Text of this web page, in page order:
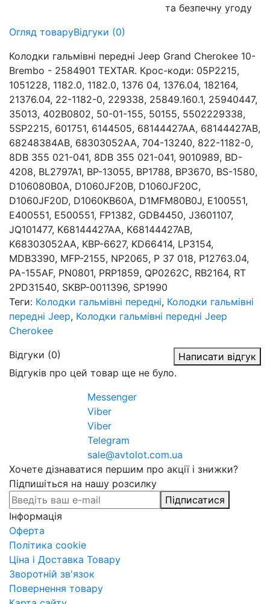
та безпечну угоду
Огляд товаруВідгуки (0)
Колодки гальмівні передні Jeep Grand Cherokee 10-
Brembo - 2584901 TEXTAR. Крос-коди: 05P2215,
1051228, 1182.0, 1182.0, 1376 04, 1376.04, 182164,
21376.04, 22-1182-0, 229338, 25849.160.1, 25940447,
35013, 402B0802, 50-01-155, 50155, 5502229338,
5SP2215, 601751, 6144505, 68144427AA, 68144427AB,
68248384AB, 68303052AA, 704-13240, 822-1182-0,
8DB 355 021-041, 8DB 355 021-041, 9010989, BD-
4208, BL2797A1, BP-13055, BP1788, BP3670, BS-1580,
D106080B0A, D1060JF20B, D1060JF20C,
D1060JF20D, D1060KB60A, D1MFM80B0J, E100551,
E400551, E500551, FP1382, GDB4450, J3601107,
JQ101477, K68144427AA, K68144427AB,
K68303052AA, KBP-6627, KD66414, LP3154,
MDB3390, MFP-2155, NP2065, P 37 018, P12763.04,
PA-155AF, PN0801, PRP1859, QP0262C, RB2164, RT
2PD31540, SKBP-0011396, SP1990
Теги: Колодки гальмівні передні, Колодки гальмівні
передні Jeep, Колодки гальмівні передні Jeep
Cherokee
Відгуки (0)
Написати відгук
Відгуків про цей товар ще не було.
Messenger
Viber
Viber
Telegram
sale@avtolot.com.ua
Хочете дізнаватися першим про акції і знижки?
Підпишіться на нашу розсилку
Підписатися
Інформація
Оферта
Політика cookie
Ціна і Доставка Товару
Зворотній зв'язок
Повернення товару